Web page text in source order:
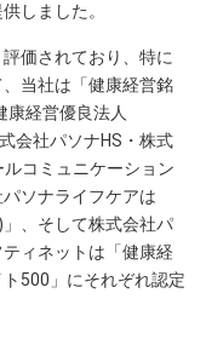
しました。
価されており、特に
当社は「健康経営銘
康経営優良法人
会社パソナHS・株式
コミュニケーション
ソナライフケアは
、そして株式会社パ
ィネットは「健康経
500」にそれぞれ認定